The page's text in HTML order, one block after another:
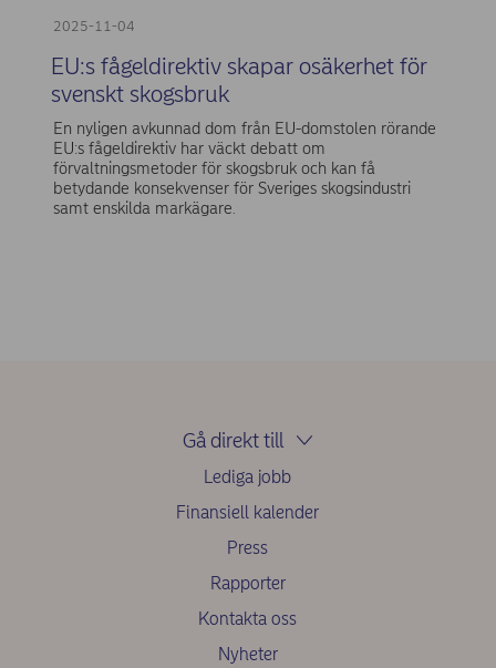
2025-11-04
EU:s fågeldirektiv skapar osäkerhet för
svenskt skogsbruk
En nyligen avkunnad dom från EU-domstolen rörande
EU:s fågeldirektiv har väckt debatt om
förvaltningsmetoder för skogsbruk och kan få
betydande konsekvenser för Sveriges skogsindustri
samt enskilda markägare.
Gå direkt till
Lediga jobb
Finansiell kalender
Press
Rapporter
Kontakta oss
Nyheter